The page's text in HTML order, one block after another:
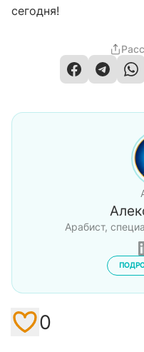
сегодня!
Арабист,
0Like / Add to